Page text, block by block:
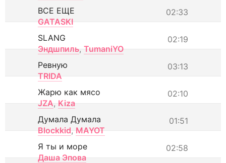
02:33
ВСЕ ЕЩЕ
GATASKI
02:19
SLANG
Эндшпиль, TumaniYO
03:13
Ревную
TRIDA
02:10
Жарю как мясо
JZA, Kiza
01:51
Думала Думала
Blockkid, MAYOT
02:58
Я ты и море
Даша Эпова